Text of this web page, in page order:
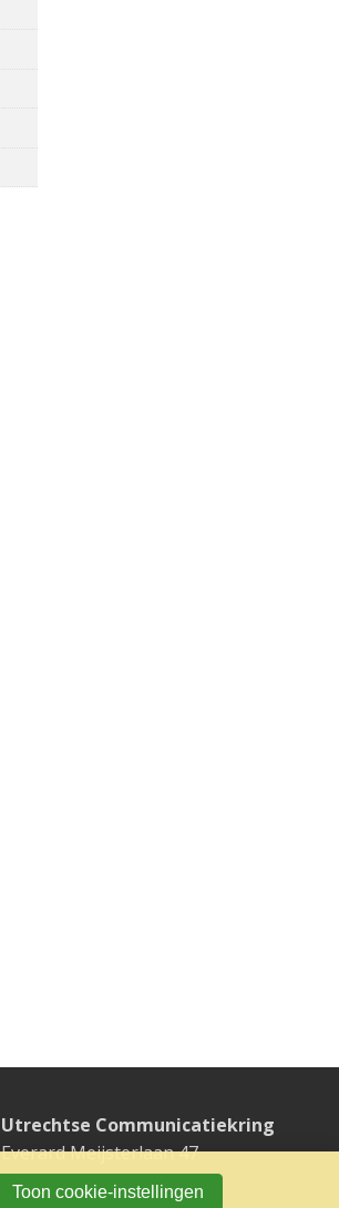
Utrechtse Communicatiekring
Everard Meijsterlaan 47
3533 CK UTRECHT
Toon cookie-instellingen